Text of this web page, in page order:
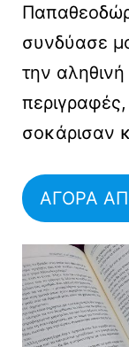
συνδύασε
την αληθινή
σοκάρισαν
ΑΓΟΡΑ